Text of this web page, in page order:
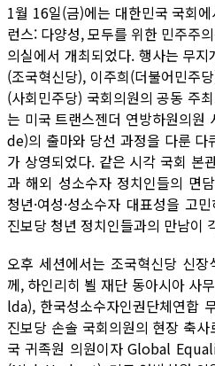
1월 16일(금)에는 대한민국 국회
런스: 다양성, 모두를 위한 민주주
의실에서 개최되었다. 행사는 무
(조국혁신당), 이주희(더불어민주
(사회민주당) 국회의원의 공동 주
는 미국 트랜스젠더 연방하원의
de)의 출마와 당선 과정을 다룬
가 상영되었다. 같은 시각 국회 본
과 해외 성소수자 정치인들의 면
청년·여성·성소수자 대표성을 고
진보당 청년 정치인들과의 만남이
오후 세션에서는 조국혁신당 신
께, 하인리히 뵐 재단 동아시아 사
lda), 한국성소수자인권단체연합
진보당 손솔 국회의원의 현장 축
국 귀족원 의원이자 Global